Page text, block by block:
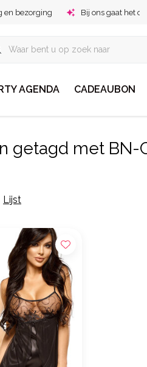
en bezorging Bij ons gaat het om
AGENDA CADEAUBON
getagd met BN-
Lijst